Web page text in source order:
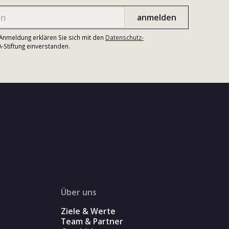
erklären Sie sich mit den Datenschutz-
Stiftung einverstanden.
Über uns
Ziele & Werte
Team & Partner